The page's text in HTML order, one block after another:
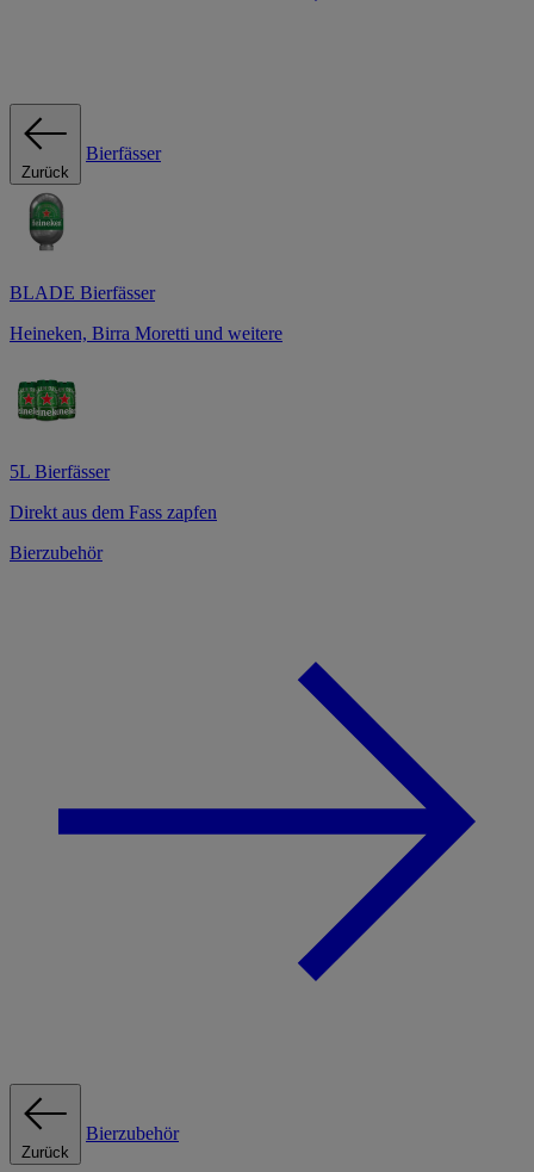
Zurück
Bierfässer
BLADE Bierfässer
Heineken, Birra Moretti und weitere
5L Bierfässer
Direkt aus dem Fass zapfen
Bierzubehör
Zurück
Bierzubehör